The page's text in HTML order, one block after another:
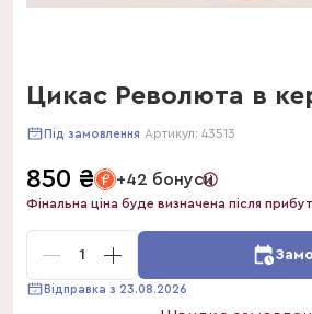
Цикас Революта в
Під замовлення Артикул: 43513
850 ₴ +42 бонуси
Фінальна ціна буде визначена після
1
Відправка з 23.08.2026